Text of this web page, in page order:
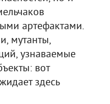
артефактами.
мутанты,
узнаваемые
вот
здесь